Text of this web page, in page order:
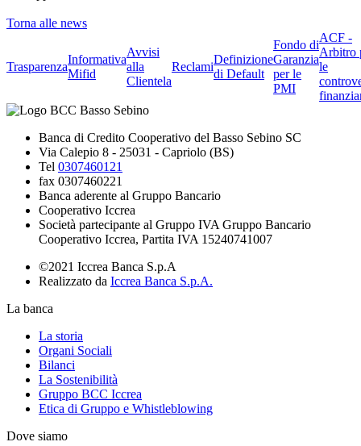
Torna alle news
Trasparenza
Informativa
Mifid
Avvisi
alla
Clientela
Reclami
Definizione
di Default
Fondo di
Garanzia
per le
PMI
ACF -
Arbitro
le
Banca di Credito Cooperativo del Basso Sebino SC
Via Calepio 8 - 25031 - Capriolo (BS)
Tel 0307460121
fax 0307460221
Banca aderente al Gruppo Bancario
Cooperativo Iccrea
Società partecipante al Gruppo IVA Gruppo Bancario
Cooperativo Iccrea, Partita IVA 15240741007
©2021 Iccrea Banca S.p.A
Realizzato da Iccrea Banca S.p.A.
La banca
La storia
Organi Sociali
Bilanci
La Sostenibilità
Gruppo BCC Iccrea
Etica di Gruppo e Whistleblowing
Dove siamo